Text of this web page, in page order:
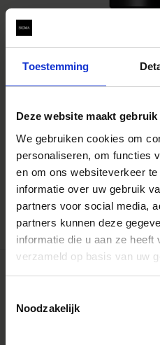
Toestemming
Deze website maakt
We gebruiken cookies om
personaliseren, om functies
en om ons websiteverkeer
informatie over uw gebruik
partners voor social media,
partners kunnen deze
informatie die u aan ze
verzameld op basis van uw
Noodzakelijk
ART
SIGMA 50mm F1.4 DG DN |
€969